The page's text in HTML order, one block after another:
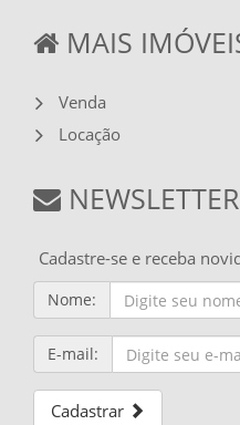
MAIS
Venda
Locação
NEWSLETTER
Cadastre-se e receba
Nome:
E-mail:
Cadastrar